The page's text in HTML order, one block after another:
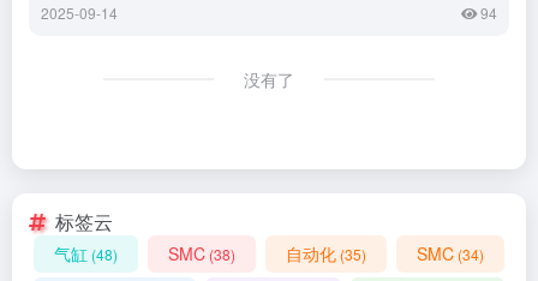
2025-09-14 94
没有了
标签云
气缸 (48) SMC (38) 自动化 (35) SMC (34)